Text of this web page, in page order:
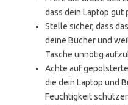
dass dein Laptop gut
Stelle sicher, dass
deine Bücher und
Tasche unnötig
Achte auf
die dein Laptop und
Feuchtigkeit